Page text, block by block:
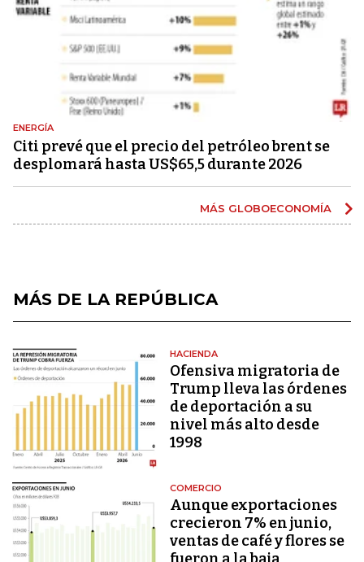
ENERGÍA
Citi prevé que el precio del petróleo brent se
desplomará hasta US$65,5 durante 2026
MÁS GLOBOECONOMÍA
MÁS DE LA REPÚBLICA
HACIENDA
Ofensiva migratoria de
Trump lleva las órdenes
de deportación a su
nivel más alto desde
1998
COMERCIO
Aunque exportaciones
crecieron 7% en junio,
ventas de café y flores se